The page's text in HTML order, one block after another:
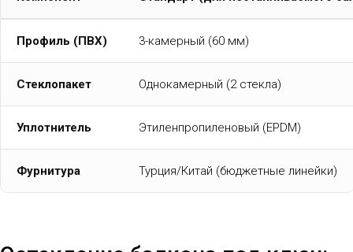
Профиль (ПВХ) 3-камерный (60 мм)
Стеклопакет Однокамерный (2 стекла)
Уплотнитель Этиленпропиленовый (EPDM)
Фурнитура Турция/Китай (бюджетные линейки)